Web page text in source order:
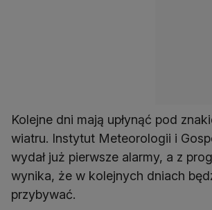
Kolejne dni mają upłynąć pod
wiatru. Instytut Meteorologii i
wydał już pierwsze alarmy, a z
wynika, że w kolejnych dniach
przybywać.